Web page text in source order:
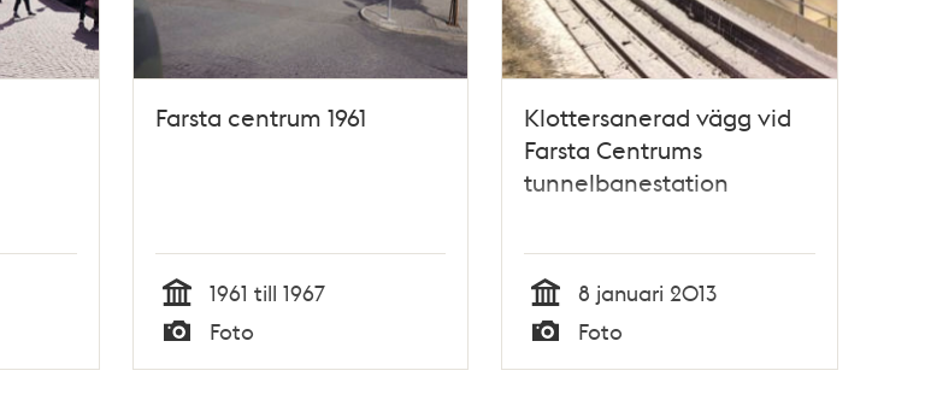
Farsta centrum 1961
Tid
1961 till 1967
Typ
Foto
Klottersanerad vägg vid
Farsta Centrums
tunnelbanestation
Tid
8 januari 2013
Typ
Foto